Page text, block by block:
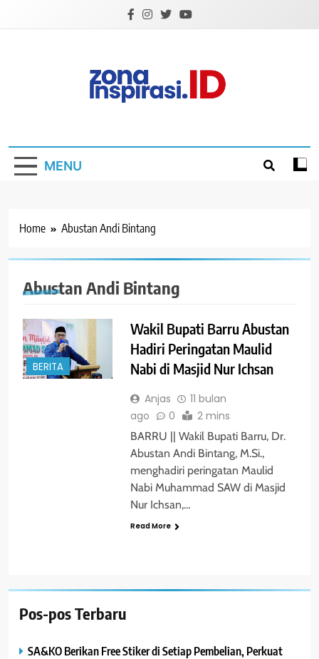
MENU
Home Abustan Andi Bintang
Abustan Andi Bintang
BERITA
Wakil Bupati Barru Abustan
Hadiri Peringatan Maulid
Nabi di Masjid Nur Ichsan
Anjas
11 bulan
ago
0 2 mins
BARRU || Wakil Bupati Barru, Dr.
Abustan Andi Bintang, M.Si.,
menghadiri peringatan Maulid
Nabi Muhammad SAW di Masjid
Nur Ichsan,…
Read More
Pos-pos Terbaru
SA&KO Berikan Free Stiker di Setiap Pembelian, Perkuat